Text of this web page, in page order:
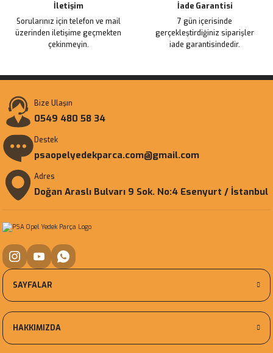
İletişim
Sorularınız için telefon ve mail
üzerinden iletişime geçmekten
çekinmeyin.
İade Garantisi
7 gün içerisinde
gerçekleştirdiğiniz siparişler
iade garantisindedir.
Bize Ulaşın
0549 480 58 34
Destek
psaopelyedekparca.com@gmail.com
Adres
Doğan Araslı Bulvarı 9 Sok. No:4 Esenyurt / İstanbul
SAYFALAR
HAKKIMIZDA